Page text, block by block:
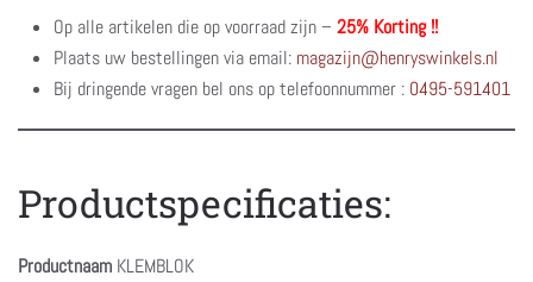
Op alle artikelen die op voorraad zijn – 25% Korting !!
Plaats uw bestellingen via email: magazijn@henryswinkels.nl
Bij dringende vragen bel ons op telefoonnummer : 0495-591401
Productspecificaties:
Productnaam KLEMBLOK